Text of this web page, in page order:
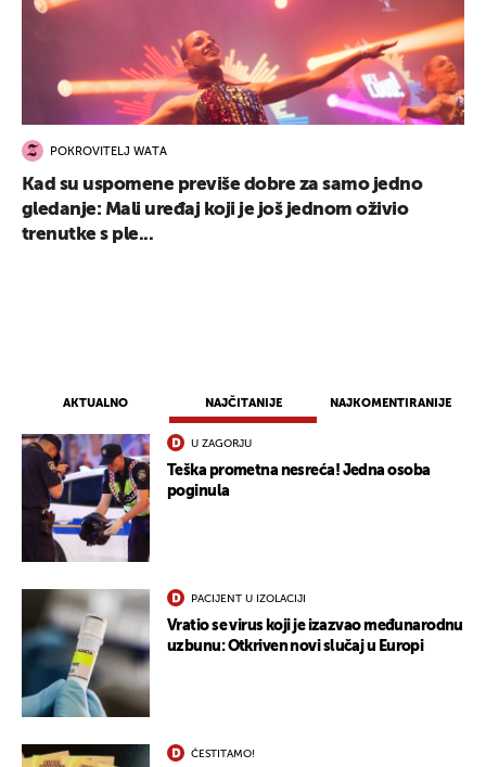
AKTUALNO NAJČITANIJE NAJKOMENTIRANIJE
U ZAGORJU
Teška prometna nesreća! Jedna osoba
poginula
PACIJENT U IZOLACIJI
Vratio se virus koji je izazvao međunarodnu
uzbunu: Otkriven novi slučaj u Europi
ČESTITAMO!
POKROVITELJ WATA
Kad su uspomene previše dobre za samo jedno
gledanje: Mali uređaj koji je još jednom oživio
trenutke s ple...